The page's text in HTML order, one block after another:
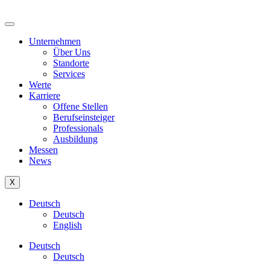
Unternehmen
Über Uns
Standorte
Services
Werte
Karriere
Offene Stellen
Berufseinsteiger
Professionals
Ausbildung
Messen
News
X
Deutsch
Deutsch
English
Deutsch
Deutsch